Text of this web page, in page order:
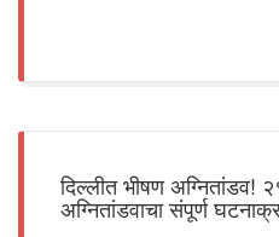
दिल्लीत भीषण अग्नितांडव!
अग्नितांडवाचा संपूर्ण